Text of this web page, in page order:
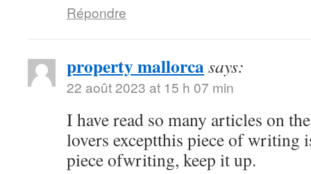
Répondre
property mallorcasays:
22 août 2023 at 15 h 07 min
I have read so many articles on
lovers exceptthis piece of writing
piece ofwriting, keep it up.